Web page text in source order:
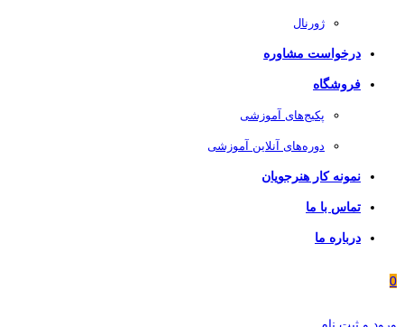
ژورنال
درخواست مشاوره
فروشگاه
پکیج‌های آموزشی
دوره‌های آنلاین آموزشی
نمونه کار هنرجویان
تماس با ما
درباره ما
0